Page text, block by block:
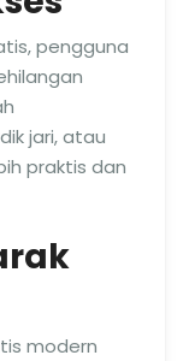
pengguna
jari, atau
praktis dan
modern